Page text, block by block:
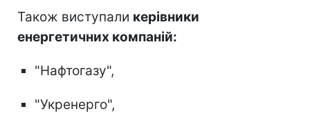
Також виступали керівники
енергетичних компаній:
"Нафтогазу",
"Укренерго",